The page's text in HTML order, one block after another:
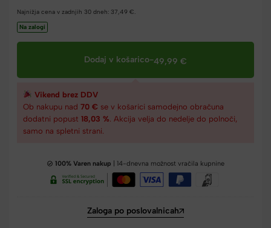
Najnižja cena v zadnjih 30 dneh: 37,49 €
Na zalogi
Dodaj v košarico-49,99 €
Vikend brez DDV
Ob nakupu nad 70 € se v košarici samodejno obračuna
dodatni popust 18,03 % . Akcija velja do nedelje do polnoči,
samo na spletni strani.
100% Varen nakup | 14-dnevna možnost vračila kupnine
Zaloga po poslovalnicah